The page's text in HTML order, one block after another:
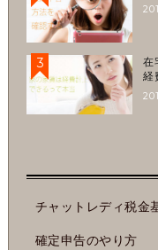
3
在
経
チャットレディ税金
確定申告のやり方